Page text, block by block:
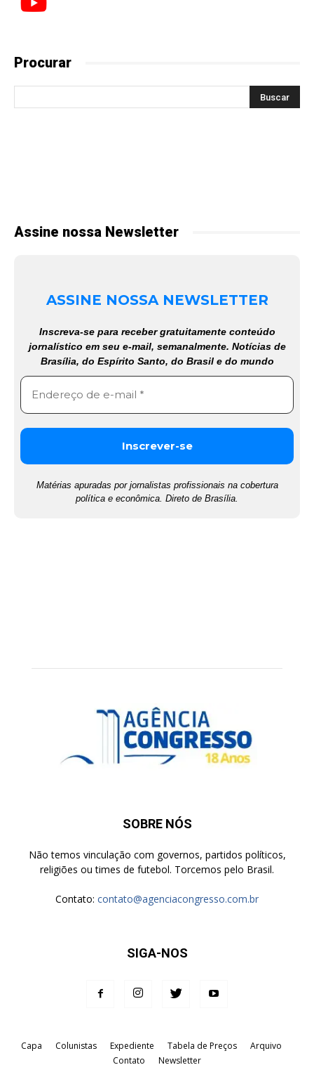
Procurar
Assine nossa Newsletter
ASSINE NOSSA NEWSLETTER
Inscreva-se para receber gratuitamente conteúdo
jornalístico em seu e-mail, semanalmente. Notícias de
Brasília, do Espírito Santo, do Brasil e do mundo
Matérias apuradas por jornalistas profissionais na cobertura
política e econômica. Direto de Brasília.
SOBRE NÓS
Não temos vinculação com governos, partidos políticos,
religiões ou times de futebol. Torcemos pelo Brasil.
Contato: contato@agenciacongresso.com.br
SIGA-NOS
Capa Colunistas Expediente Tabela de Preços
Arquivo
Contato
Newsletter